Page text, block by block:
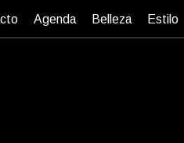
Agenda Belleza Estilo